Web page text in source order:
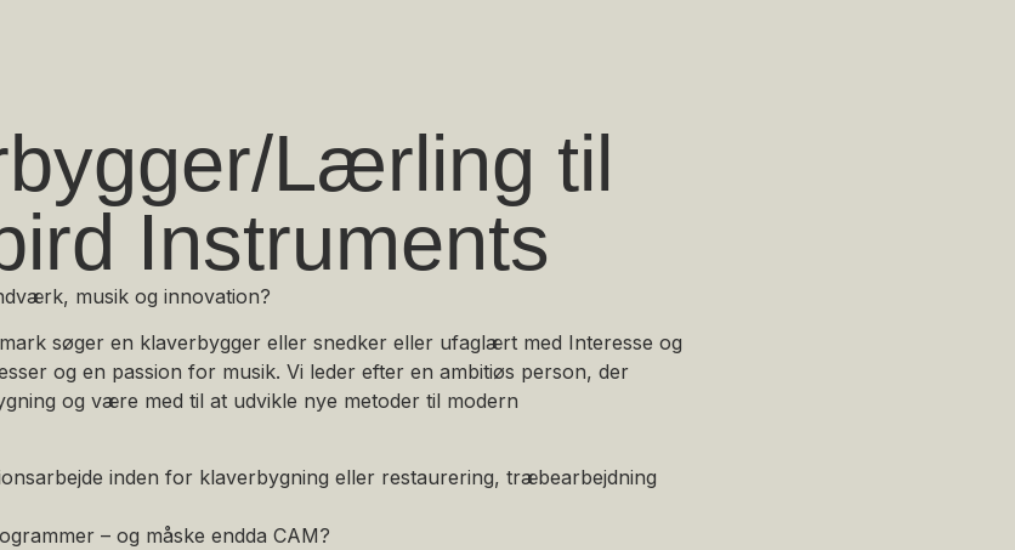
Lærling til
Instruments
musik og innovation?
søger en klaverbygger eller snedker eller ufaglært med Interesse og
og en passion for musik. Vi leder efter en ambitiøs person, der
og være med til at udvikle nye metoder til modern
inden for klaverbygning eller restaurering, træbearbejdning
– og måske endda CAM?